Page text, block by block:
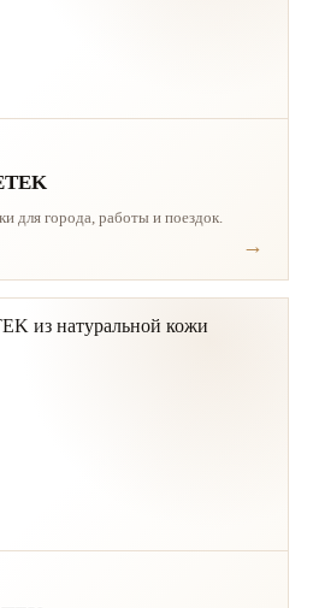
для города, работы и поездок.